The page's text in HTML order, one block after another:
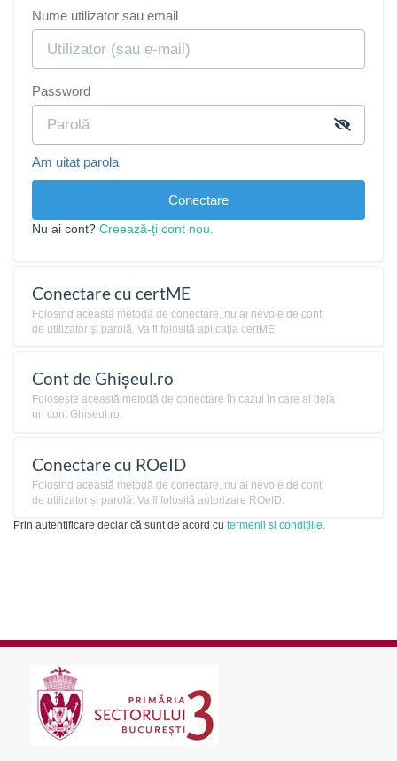
Nume utilizator sau email
Password
Am uitat parola
Conectare
Nu ai cont? Creează-ți cont nou.
Conectare cu certME
Folosind această metodă de conectare, nu ai nevoie de cont
de utilizator și parolă. Va fi folosită aplicația certME.
Cont de Ghișeul.ro
Folosește această metodă de conectare în cazul în care ai deja
un cont Ghișeul.ro.
Conectare cu ROeID
Folosind această metodă de conectare, nu ai nevoie de cont
de utilizator și parolă. Va fi folosită autorizare ROeID.
Prin autentificare declar că sunt de acord cu termenii și condițiile.